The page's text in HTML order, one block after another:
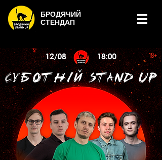
БРОДЯЧИЙ
СТЕНДАП